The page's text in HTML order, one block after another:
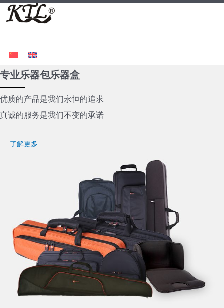
跳
内
专业乐器包乐器盒
优质的产品是我们永恒的追求
真诚的服务是我们不变的承诺
了解更多